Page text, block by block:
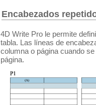
Encabezados
4D Write Pro le permite
tabla. Las líneas de
columna o página cuando
página.